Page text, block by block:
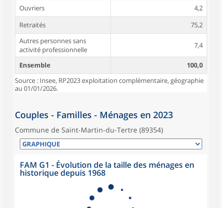
Ouvriers
4,2
Retraités
75,2
Autres personnes sans
activité professionnelle
7,4
Ensemble
100,0
Source : Insee, RP2023 exploitation complémentaire, géographie
au 01/01/2026.
Couples - Familles - Ménages en 2023
Commune de Saint-Martin-du-Tertre (89354)
FAM G1 - Évolution de la taille des ménages en
historique depuis 1968